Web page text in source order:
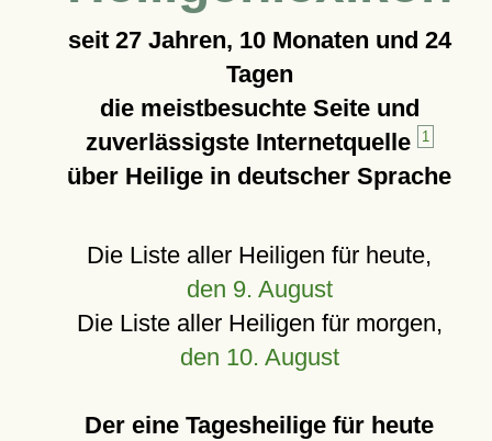
seit 27 Jahren, 10 Monaten und 24
Tagen
die meistbesuchte Seite und
zuverlässigste Internetquelle
1
über Heilige in deutscher Sprache
Die Liste aller Heiligen für heute,
den 9. August
Die Liste aller Heiligen für morgen,
den 10. August
Der eine Tagesheilige für heute